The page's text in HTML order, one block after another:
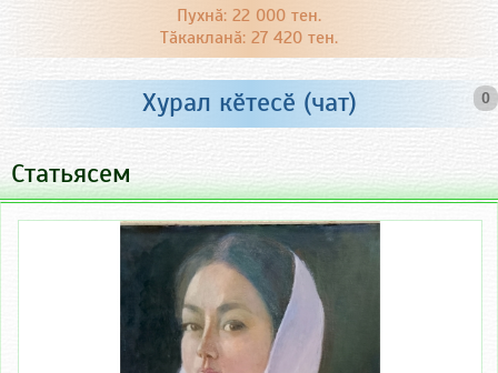
Пухнӑ: 22 000 тен.
Тӑкакланӑ: 27 420 тен.
0
Хурал кӗтесӗ (чат)
Статьясем